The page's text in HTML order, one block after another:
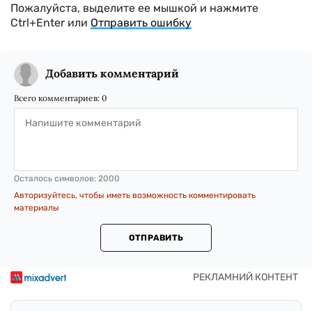
Пожалуйста, выделите ее мышкой и нажмите
Ctrl+Enter или Отправить ошибку
Добавить комментарий
Всего комментариев: 0
Осталось символов: 2000
Авторизуйтесь, чтобы иметь возможность комментировать
материалы
ОТПРАВИТЬ